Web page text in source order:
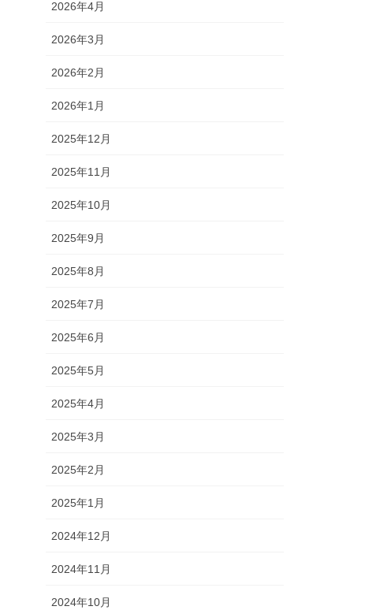
2026年4月
2026年3月
2026年2月
2026年1月
2025年12月
2025年11月
2025年10月
2025年9月
2025年8月
2025年7月
2025年6月
2025年5月
2025年4月
2025年3月
2025年2月
2025年1月
2024年12月
2024年11月
2024年10月